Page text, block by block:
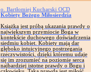
o. Bartłomiej Kucharski OCD
Kobiety Bożego Miłosierdzia
Książka jest próbą ukazania prawdy o
największym przymiocie Boga w
kontekście duchowego doświadczenia
siedmiu kobiet. Kobiety mają dar
głęboko intuicyjnego postrzegania
rzeczywistości, dzięki któremu udaje
się im zrozumieć na poziomie serca
najbardziej istotne prawdy o Bogu i